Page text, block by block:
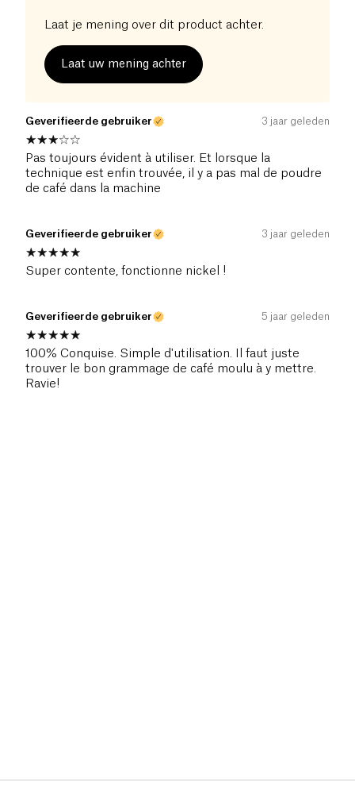
Laat je mening over dit product achter.
Laat uw mening achter
Geverifieerde gebruiker 3 jaar geleden
Pas toujours évident à utiliser. Et lorsque la
technique est enfin trouvée, il y a pas mal de poudre
de café dans la machine
Geverifieerde gebruiker 3 jaar geleden
Super contente, fonctionne nickel !
Geverifieerde gebruiker 5 jaar geleden
100% Conquise. Simple d'utilisation. Il faut juste
trouver le bon grammage de café moulu à y mettre.
Ravie!